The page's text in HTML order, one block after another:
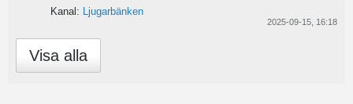
Kanal: Ljugarbänken
2025-09-15, 16:18
Visa alla